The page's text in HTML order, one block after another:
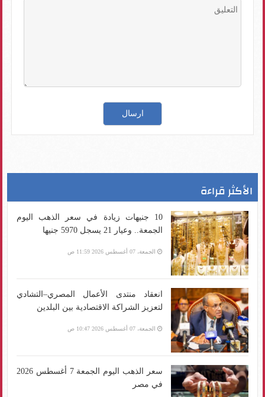
الأكثر قراءة
10 جنيهات زيادة في سعر الذهب اليوم
الجمعة.. وعيار 21 يسجل 5970 جنيها
الجمعة، 07 أغسطس 2026 11:59 ص
انعقاد منتدى الأعمال المصري–التشادي
لتعزيز الشراكة الاقتصادية بين البلدين
الجمعة، 07 أغسطس 2026 10:47 ص
سعر الذهب اليوم الجمعة 7 أغسطس 2026
في مصر